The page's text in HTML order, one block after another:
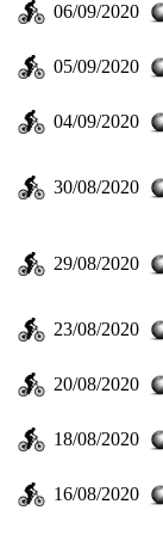
06/09/2020
05/09/2020
04/09/2020
30/08/2020
29/08/2020
23/08/2020
20/08/2020
18/08/2020
16/08/2020